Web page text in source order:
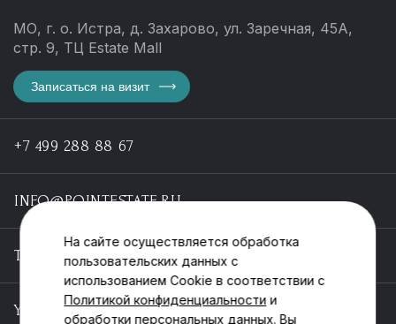
МО, г. о. Истра, д. Захарово, ул. Заречная, 45А,
стр. 9, ТЦ Estate Mall
Записаться на визит
+7 499 288 88 67
INFO@POINTESTATE.RU
TELEGRAM
YOUTUBE
На сайте осуществляется обработка
пользовательских данных с
использованием Cookie в соответствии с
Политикой конфиденциальности и
обработки персональных данных. Вы